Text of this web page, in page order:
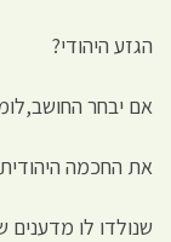
הגזע היהודי?
אם יבחר
את החכמה
שנולדו לו